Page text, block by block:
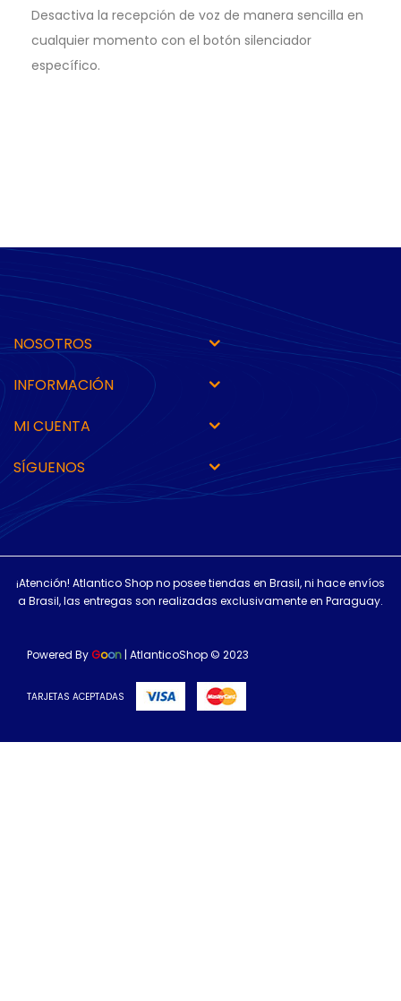
Desactiva la recepción de voz de manera sencilla en
cualquier momento con el botón silenciador
específico.
NOSOTROS
INFORMACIÓN
MI CUENTA
SÍGUENOS
¡Atención! Atlantico Shop no posee tiendas en Brasil, ni hace envíos
a Brasil, las entregas son realizadas exclusivamente en Paraguay.
Powered By Goon | AtlanticoShop © 2023
TARJETAS ACEPTADAS